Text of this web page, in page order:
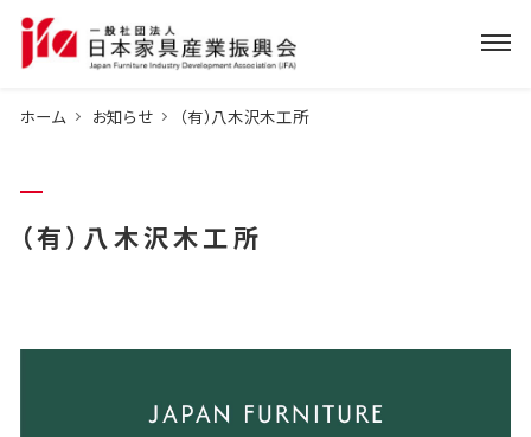
ホーム お知らせ （有）八木沢木工所
（有）八木沢木工所